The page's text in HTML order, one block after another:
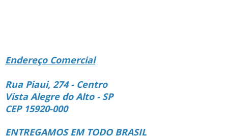
Endereço Comercial
Rua Piaui, 274 - Centro
Vista Alegre do Alto - SP
CEP 15920-000
ENTREGAMOS EM TODO BRASIL